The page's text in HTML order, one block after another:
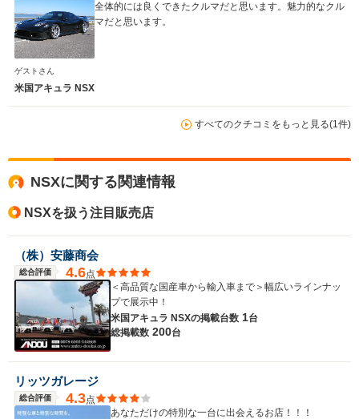
WLTCモード
燃費
駆動方式 4WD
3500cc
4WD
2500～
FF
全体的には良くできたクルマだと思います。魅力的なクル
マだと思います。
ゲストさん
米国アキュラ NSX
すべてのクチコミをもっと見る(1件)
NSXに関する関連情報
NSXを扱う注目販売店
（株）安藤商会
総合評価 4.6点
＜高品質な国産車から輸入車まで＞幅広いラインナッ
プで展示中！
米国アキュラ NSXの掲載台数 1台
総掲載数 200台
リッツガレージ
総合評価 4.3点
あなただけの特別な一台に出会えるお店！！！